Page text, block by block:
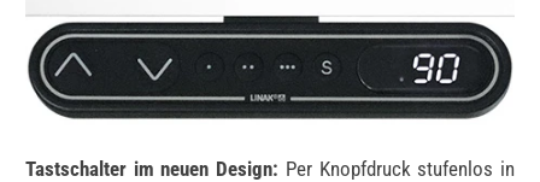
Tastschalter im neuen Design: Per Knopfdruck stufenlos in